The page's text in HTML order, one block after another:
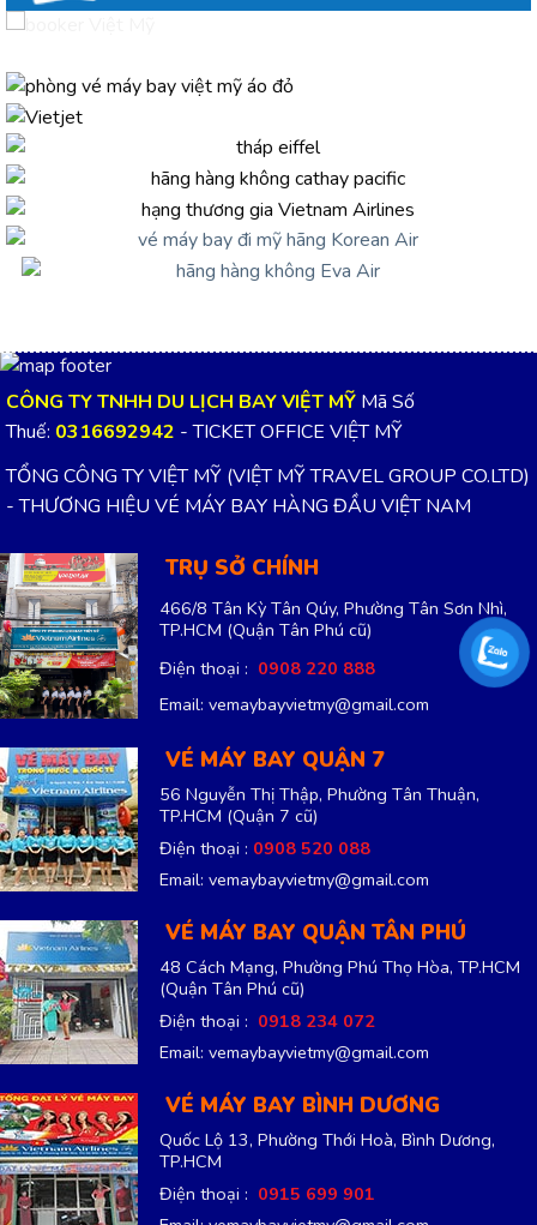
CÔNG TY TNHH DU LỊCH BAY VIỆT MỸ Mã Số
Thuế: 0316692942 - TICKET OFFICE VIỆT MỸ
TỔNG CÔNG TY VIỆT MỸ (VIỆT MỸ TRAVEL GROUP CO.LTD)
- THƯƠNG HIỆU VÉ MÁY BAY HÀNG ĐẦU VIỆT NAM
TRỤ SỞ CHÍNH
466/8 Tân Kỳ Tân Qúy, Phường Tân Sơn Nhì,
TP.HCM (Quận Tân Phú cũ)
Điện thoại : 0908 220 888
Email: vemaybayvietmy@gmail.com
VÉ MÁY BAY QUẬN 7
56 Nguyễn Thị Thập, Phường Tân Thuận,
TP.HCM (Quận 7 cũ)
Điện thoại : 0908 520 088
Email: vemaybayvietmy@gmail.com
VÉ MÁY BAY QUẬN TÂN PHÚ
48 Cách Mạng, Phường Phú Thọ Hòa, TP.HCM
(Quận Tân Phú cũ)
Điện thoại : 0918 234 072
Email: vemaybayvietmy@gmail.com
VÉ MÁY BAY BÌNH DƯƠNG
Quốc Lộ 13, Phường Thới Hoà, Bình Dương,
TP.HCM
Điện thoại : 0915 699 901